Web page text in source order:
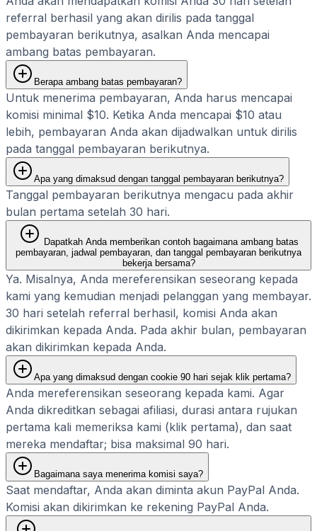
referral berhasil yang akan dirilis pada tanggal
pembayaran berikutnya, asalkan Anda mencapai
ambang batas pembayaran.
Berapa ambang batas pembayaran?
Untuk menerima pembayaran, Anda harus mencapai
komisi minimal $10. Ketika Anda mencapai $10 atau
lebih, pembayaran Anda akan dijadwalkan untuk dirilis
pada tanggal pembayaran berikutnya.
Apa yang dimaksud dengan tanggal pembayaran berikutnya?
Tanggal pembayaran berikutnya mengacu pada akhir
bulan pertama setelah 30 hari.
Dapatkah Anda memberikan contoh bagaimana ambang batas
pembayaran, jadwal pembayaran, dan tanggal pembayaran berikutnya
bekerja bersama?
Ya. Misalnya, Anda mereferensikan seseorang kepada
kami yang kemudian menjadi pelanggan yang membayar.
30 hari setelah referral berhasil, komisi Anda akan
dikirimkan kepada Anda. Pada akhir bulan, pembayaran
akan dikirimkan kepada Anda.
Apa yang dimaksud dengan cookie 90 hari sejak klik pertama?
Anda mereferensikan seseorang kepada kami. Agar
Anda dikreditkan sebagai afiliasi, durasi antara rujukan
pertama kali memeriksa kami (klik pertama), dan saat
mereka mendaftar; bisa maksimal 90 hari.
Bagaimana saya menerima komisi saya?
Saat mendaftar, Anda akan diminta akun PayPal Anda.
Komisi akan dikirimkan ke rekening PayPal Anda.